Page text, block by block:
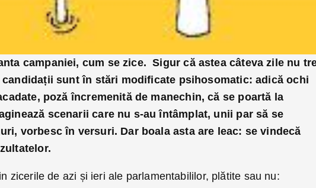
campaniei, cum se zice. Sigur că astea câteva zile nu
candidații sunt în stări modificate psihosomatic: adică ochi
poză încremenită de manechin, că se poartă la
scenarii care nu s-au întâmplat, unii par să se
vorbesc în versuri. Dar boala asta are leac: se vindecă
zicerile de azi și ieri ale parlamentabililor, plătite sau nu: